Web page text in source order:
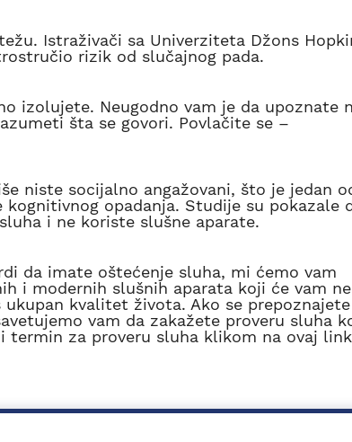
Istraživači sa Univerziteta Džons
rizik od slučajnog pada.
izolujete. Neugodno vam je da upoznate
šta se govori. Povlačite se –
niste socijalno angažovani, što je jedan
opadanja. Studije su pokazale
i ne koriste slušne aparate.
da imate oštećenje sluha, mi ćemo vam
i modernih slušnih aparata koji će vam ne
kvalitet života. Ako se
vam da zakažete proveru sluha
termin za proveru sluha klikom na ovaj